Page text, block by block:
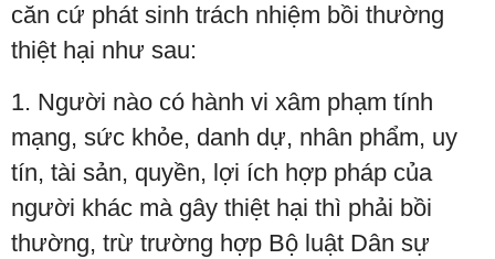
căn cứ phát sinh trách nhiệm bồi thường
thiệt hại như sau:
1. Người nào có hành vi xâm phạm tính
mạng, sức khỏe, danh dự, nhân phẩm, uy
tín, tài sản, quyền, lợi ích hợp pháp của
người khác mà gây thiệt hại thì phải bồi
thường, trừ trường hợp Bộ luật Dân sự